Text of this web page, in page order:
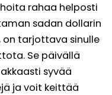
rahaa helposti
sadan dollarin
on tarjottava sinulle
Se päivällä
syvää
ja voit keittää